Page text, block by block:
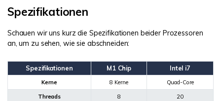
Spezifikationen
Schauen wir uns kurz die Spezifikationen beider Prozessoren
an, um zu sehen, wie sie abschneiden:
Spezifikationen M1 Chip Intel i7
Kerne 8 Kerne Quad-Core
Threads 8 20